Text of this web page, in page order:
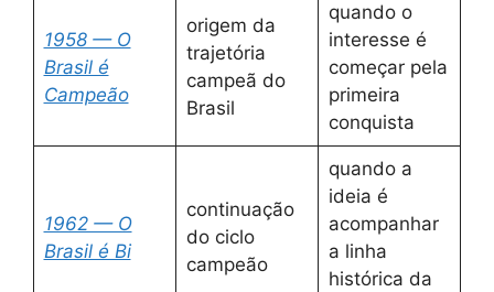
1958 — O
Brasil é
Campeão
origem da
trajetória
campeã do
Brasil
quando o
interesse é
começar pela
primeira
conquista
1962 — O
Brasil é Bi
continuação
do ciclo
campeão
quando a
ideia é
acompanhar
a linha
histórica da